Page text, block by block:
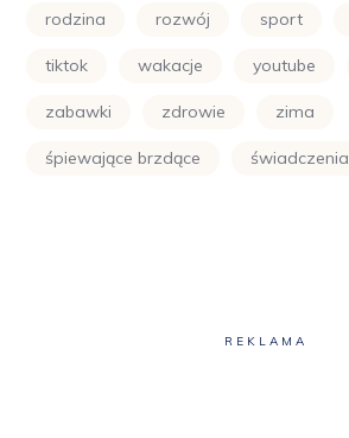
rodzina rozwój sport
tiktok wakacje youtube
zabawki zdrowie zima
śpiewające brzdące świadczenia
REKLAMA